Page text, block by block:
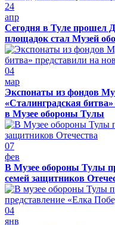
24
апр
Сегодня в Туле прошел
площадок стал Музей
04
мар
Экспонаты из фондов
«Сталинградская
в Музее обороны Тулы
07
фев
В Музее обороны Тулы
семей защитников
04
янв